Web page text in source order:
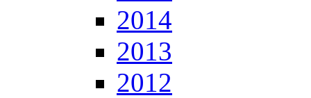
2014
2013
2012